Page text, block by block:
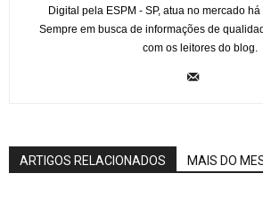
Digital pela ESPM - SP, atua no mercado
Sempre em busca de informações de
com os leitores do blog.
ARTIGOS RELACIONADOS MAIS DO